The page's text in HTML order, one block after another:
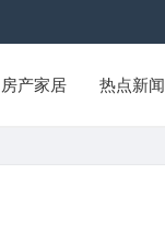
房产家居 热点新闻